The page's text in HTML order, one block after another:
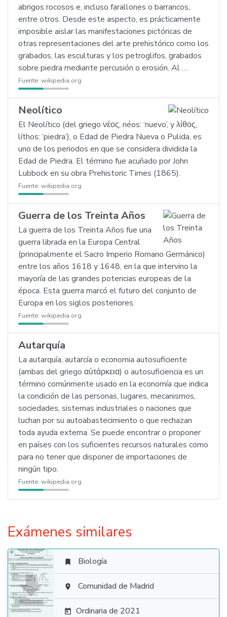
abrigos rocosos e, incluso farallones o barrancos,
entre otros. Desde este aspecto, es prácticamente
imposible aislar las manifestaciones pictóricas de
otras representaciones del arte prehistórico como los
grabados, las esculturas y los petroglifos, grabados
sobre piedra mediante percusión o erosión. Al …
Fuente: wikipedia.org
Neolítico
El Neolítico (del griego νέος, néos: ‘nuevo’, y λίθος,
líthos: ‘piedra’), o Edad de Piedra Nueva o Pulida, es
uno de los periodos en que se considera dividida la
Edad de Piedra. El término fue acuñado por John
Lubbock en su obra Prehistoric Times (1865).
Fuente: wikipedia.org
Guerra de los Treinta Años
La guerra de los Treinta Años fue una
guerra librada en la Europa Central
(principalmente el Sacro Imperio Romano Germánico)
entre los años 1618 y 1648, en la que intervino la
mayoría de las grandes potencias europeas de la
época. Esta guerra marcó el futuro del conjunto de
Europa en los siglos posteriores.
Fuente: wikipedia.org
Autarquía
La autarquía, autarcía o economia autosuficiente
(ambas del griego αὐτάρκεια) o autosuficiencia es un
término comúnmente usado en la economía que indica
la condición de las personas, lugares, mecanismos,
sociedades, sistemas industriales o naciones que
luchan por su autoabastecimiento o que rechazan
toda ayuda externa. Se puede encontrar o proponer
en países con los suficientes recursos naturales como
para no tener que disponer de importaciones de
ningún tipo.
Fuente: wikipedia.org
Exámenes similares

 Biología
 Comunidad de Madrid
 Ordinaria de 2021